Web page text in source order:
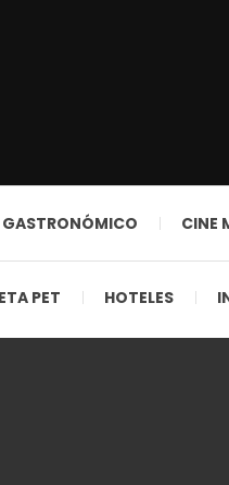
GASTRONÓMICO CINE
PET HOTELES